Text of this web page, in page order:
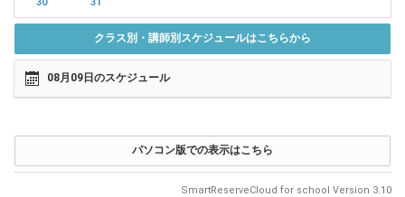
クラス別・講師別スケジュールはこちらから
08月09日のスケジュール
パソコン版での表示はこちら
SmartReserveCloud for school Version 3.10